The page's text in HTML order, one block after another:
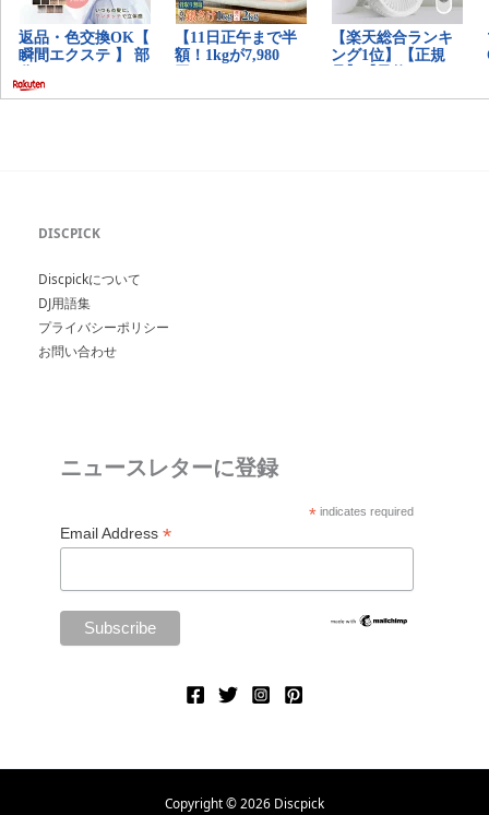
DISCPICK
Discpickについて
DJ用語集
プライバシーポリシー
お問い合わせ
ニュースレターに登録
* indicates required
Email Address *
Copyright © 2026 Discpick